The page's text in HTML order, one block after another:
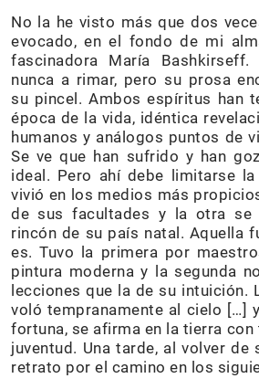
No la he visto más que dos
evocado, en el fondo de mi
fascinadora María
nunca a rimar, pero su prosa
su pincel. Ambos espíritus han
época de la vida, idéntica
humanos y análogos puntos de
Se ve que han sufrido y han
ideal. Pero ahí debe limitarse
vivió en los medios más
de sus facultades y la otra se
rincón de su país natal. Aquella
es. Tuvo la primera por
pintura moderna y la segunda
lecciones que la de su intuición.
voló tempranamente al cielo […]
fortuna, se afirma en la tierra
juventud. Una tarde, al volver de
retrato por el camino en los